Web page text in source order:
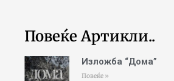
Повеќе Артикли..
Изложба “Дома”
Повеќе »